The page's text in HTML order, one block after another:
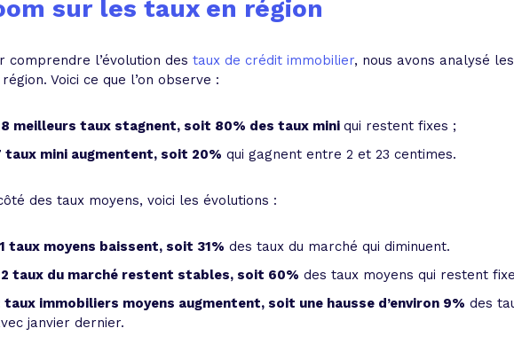
sur les taux en région
comprendre l’évolution des taux de crédit immobilier, nous avons analysé
Voici ce que l’on observe :
meilleurs taux stagnent, soit 80% des taux mini qui restent fixes ;
taux mini augmentent, soit 20% qui gagnent entre 2 et 23 centimes.
des taux moyens, voici les évolutions :
taux moyens baissent, soit 31% des taux du marché qui diminuent.
taux du marché restent stables, soit 60% des taux moyens qui restent
taux immobiliers moyens augmentent, soit une hausse d’environ 9% des
janvier dernier.